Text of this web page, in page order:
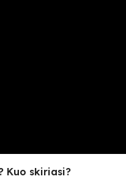
Kuo skiriasi?